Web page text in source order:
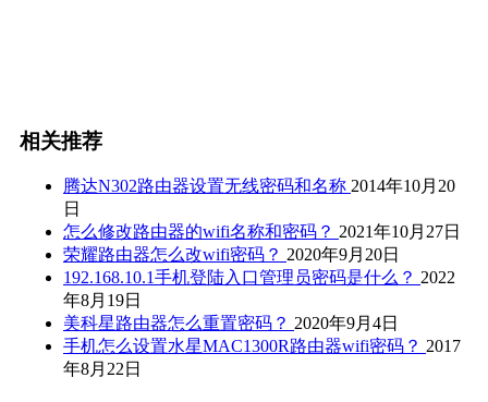
相关推荐
腾达N302路由器设置无线密码和名称 2014年10月20
日
怎么修改路由器的wifi名称和密码？ 2021年10月27日
荣耀路由器怎么改wifi密码？ 2020年9月20日
192.168.10.1手机登陆入口管理员密码是什么？ 2022
年8月19日
美科星路由器怎么重置密码？ 2020年9月4日
手机怎么设置水星MAC1300R路由器wifi密码？ 2017
年8月22日